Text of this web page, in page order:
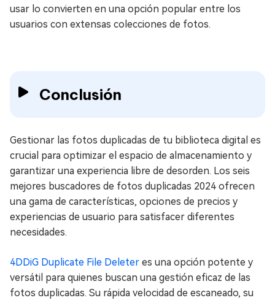
usar lo convierten en una opción popular entre los
usuarios con extensas colecciones de fotos.
Conclusión
Gestionar las fotos duplicadas de tu biblioteca digital es
crucial para optimizar el espacio de almacenamiento y
garantizar una experiencia libre de desorden. Los seis
mejores buscadores de fotos duplicadas 2024 ofrecen
una gama de características, opciones de precios y
experiencias de usuario para satisfacer diferentes
necesidades.
4DDiG Duplicate File Deleter es una opción potente y
versátil para quienes buscan una gestión eficaz de las
fotos duplicadas. Su rápida velocidad de escaneado, su